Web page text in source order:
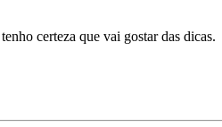
certeza que vai gostar das dicas.